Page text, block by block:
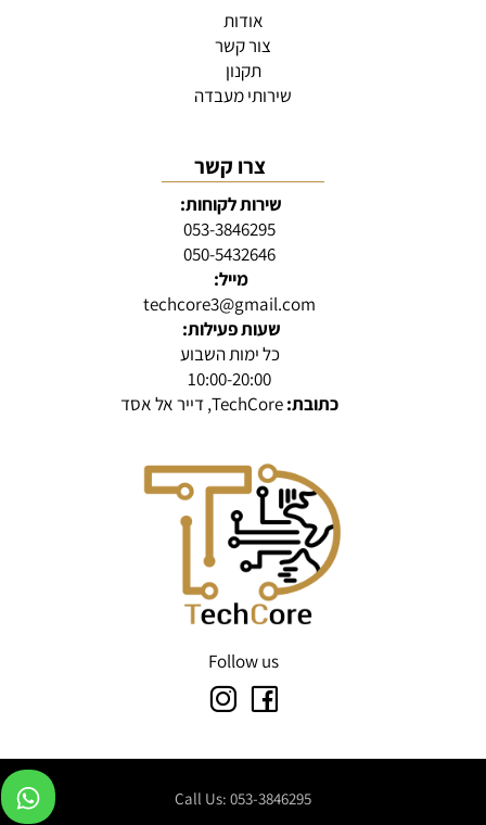
אודות
צור קשר
תקנון
שירותי מעבדה
צרו קשר
שירות לקוחות:
053-3846295
050-5432646
מייל:
techcore3@gmail.com
שעות פעילות:
כל ימות השבוע
10:00-20:00
כתובת:TechCore, דייר אל אסד
Follow us
Call Us: 053-3846295